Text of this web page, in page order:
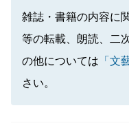
雑誌・書籍の内容に
等の転載、朗読、二
の他については 「文
さい。